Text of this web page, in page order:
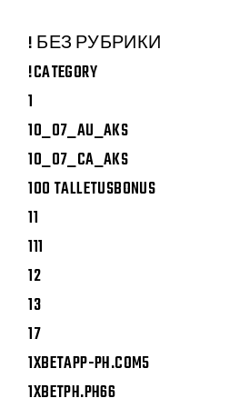
! БЕЗ РУБРИКИ
!CATEGORY
1
10_07_AU_AKS
10_07_CA_AKS
100 TALLETUSBONUS
11
111
12
13
17
1XBETAPP-PH.COM5
1XBETPH.PH66